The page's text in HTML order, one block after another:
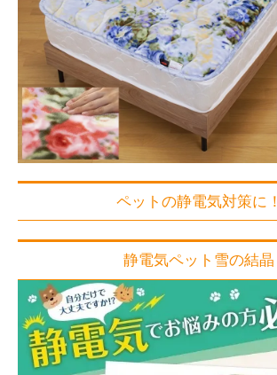
ペットの静電気対策に！
静電気ペット雪の結晶